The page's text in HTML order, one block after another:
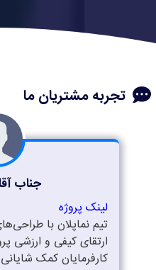
تجربه مشتریان ما
جناب
لینک پروژه
تیم نماپلان با
ارتقای کیفی و ارزشی
کارفرمایان کمک